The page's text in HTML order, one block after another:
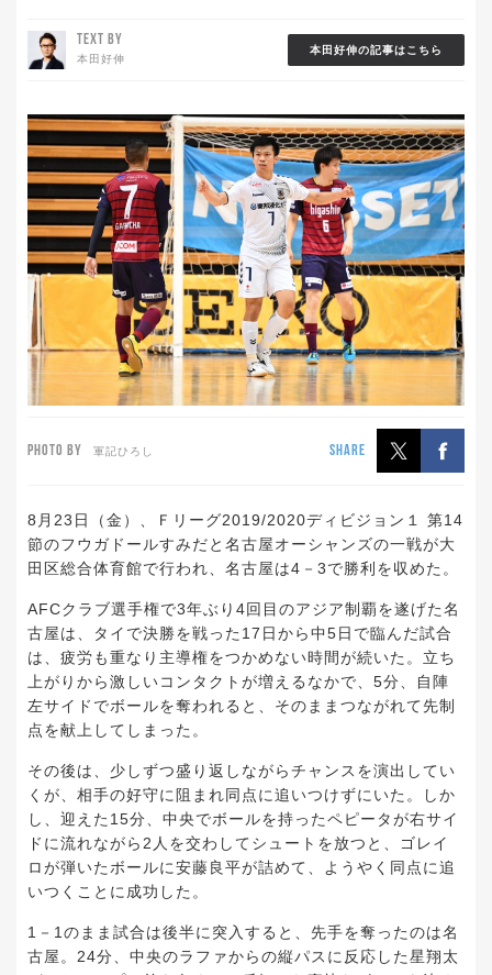
TEXT BY
本田好伸
本田好伸の記事はこちら
PHOTO BY 軍記ひろし SHARE
8月23日（金）、Ｆリーグ2019/2020ディビジョン１ 第14
節のフウガドールすみだと名古屋オーシャンズの一戦が大
田区総合体育館で行われ、名古屋は4－3で勝利を収めた。
AFCクラブ選手権で3年ぶり4回目のアジア制覇を遂げた名
古屋は、タイで決勝を戦った17日から中5日で臨んだ試合
は、疲労も重なり主導権をつかめない時間が続いた。立ち
上がりから激しいコンタクトが増えるなかで、5分、自陣
左サイドでボールを奪われると、そのままつながれて先制
点を献上してしまった。
その後は、少しずつ盛り返しながらチャンスを演出してい
くが、相手の好守に阻まれ同点に追いつけずにいた。しか
し、迎えた15分、中央でボールを持ったペピータが右サイ
ドに流れながら2人を交わしてシュートを放つと、ゴレイ
ロが弾いたボールに安藤良平が詰めて、ようやく同点に追
いつくことに成功した。
1－1のまま試合は後半に突入すると、先手を奪ったのは名
古屋。24分、中央のラファからの縦パスに反応した星翔太